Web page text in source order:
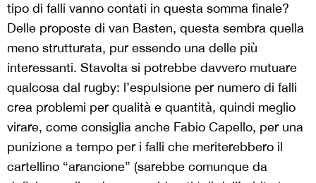
tipo di falli vanno contati in questa somma finale?
Delle proposte di van Basten, questa sembra quella
meno strutturata, pur essendo una delle più
interessanti. Stavolta si potrebbe davvero mutuare
qualcosa dal rugby: l’espulsione per numero di falli
crea problemi per qualità e quantità, quindi meglio
virare, come consiglia anche Fabio Capello, per una
punizione a tempo per i falli che meriterebbero il
cartellino “arancione” (sarebbe comunque da